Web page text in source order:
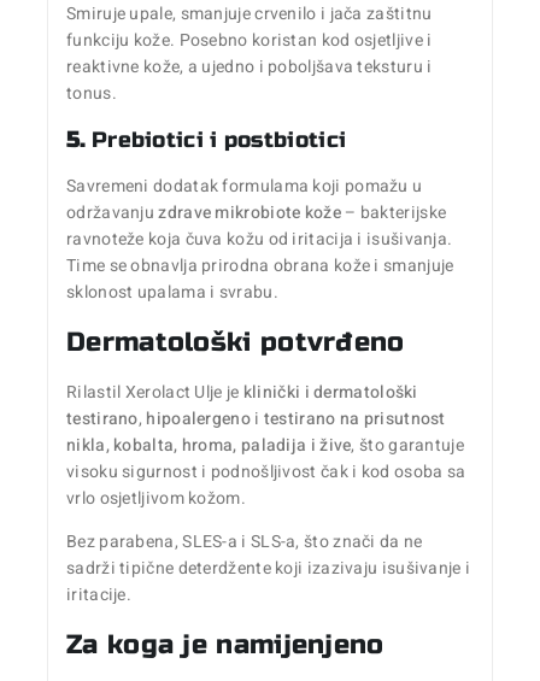
Smiruje upale, smanjuje crvenilo i jača zaštitnu
funkciju kože. Posebno koristan kod osjetljive i
reaktivne kože, a ujedno i poboljšava teksturu i
tonus.
5. Prebiotici i postbiotici
Savremeni dodatak formulama koji pomažu u
održavanjuzdrave mikrobiote kože– bakterijske
ravnoteže koja čuva kožu od iritacija i isušivanja.
Time se obnavlja prirodna obrana kože i smanjuje
sklonost upalama i svrabu.
Dermatološki potvrđeno
Rilastil Xerolact Ulje je klinički i dermatološki
testirano, hipoalergenoi testirano na prisutnost
nikla, kobalta, hroma, paladija i žive, što garantuje
visoku sigurnost i podnošljivost čak i kod osoba sa
vrlo osjetljivom kožom.
Bez parabena, SLES-a i SLS-a, što znači da ne
sadrži tipične deterdžente koji izazivaju isušivanje i
iritacije.
Za koga je namijenjeno